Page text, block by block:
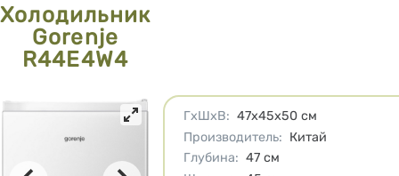
Холодильник
Gorenje
R44E4W4
Характеристики
ГхШхВ: 47х45х50 см
Производитель: Китай
Глубина: 47 см